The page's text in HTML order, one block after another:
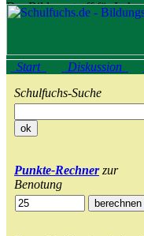
Start Diskussion
Schulfuchs-Suche
Punkte-Rechnerzur
Benotung